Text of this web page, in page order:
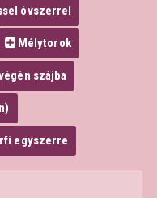
óvszerrel
Mélytorok
szájba
egyszerre